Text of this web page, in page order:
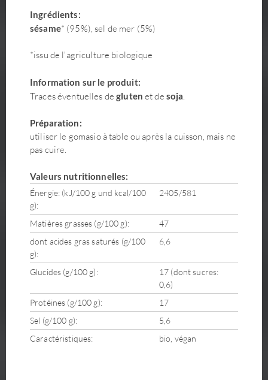
Ingrédients:
sésame* (95%), sel de mer (5%)
*issu de l'agriculture biologique
Information sur le produit:
Traces éventuelles degluten et de soja
Préparation:
utiliser le gomasio à table ou après la cuisson, mais ne
pas cuire.
Valeurs nutritionnelles:
Énergie: (kJ/100 g und kcal/100
g):
2405/581
Matières grasses (g/100 g):
47
dont acides gras saturés (g/100
g):
6,6
Glucides (g/100 g):
17 (dont sucres:
0,6)
Protéines (g/100 g):
17
Sel (g/100 g):
5,6
Caractéristiques:
bio, végan